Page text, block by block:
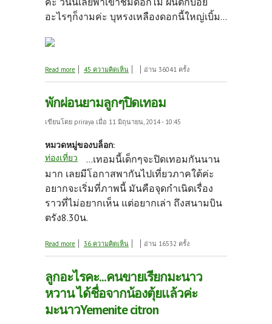
อะไรๆก็งามค่ะ บุหรงเหลืองดอกนี้ใหญ่เบิ้ม...
Read more about ไม่ได้พาเพื่อนชมสวนนานแล้ว...
45 ความคิดเห็น อ่าน 36041 ครั้ง
พักผ่อนยามลูกๆปิดเทอม
เขียนโดย priraya เมื่อ 11 มิถุนายน, 2014 - 10:45
หมวดหมู่ของบล็อก:
ท่องเที่ยว
...เทอมนี้เด็กๆจะปิดเทอมกันนาน
มาก เลยมีโอกาสพากันไปเที่ยวภาคใต้ค่ะ
อยากจะเริ่มที่ภาพนี้ มันคือจุดกำเนิดเรื่อง
ราวที่ไม่อยากเห็น แต่อยากเล่า ถึงสนามบิน
ตรัง8.30น.
Read more about พักผ่อนยามลูกๆปิดเทอม
36 ความคิดเห็น อ่าน 16532 ครั้ง
ลูกอะไรคะ...คนขายเรียกมะนาว
หวาน ได้ชื่อจากน้องตุ้ยแล้วค่ะ
มะนาวYemenite citron